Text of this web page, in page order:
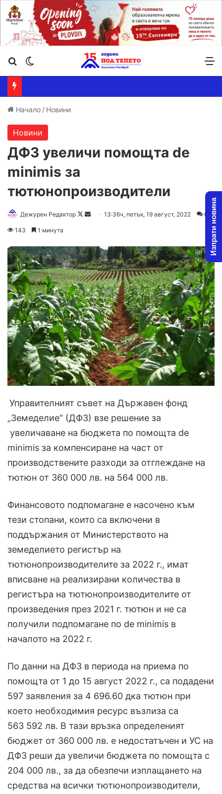
Търсене ...
Начало / Новини
Новини
ДФЗ увеличи помощта de
minimis за
тютюнопроизводители
Дежурен Редактор
F
l
o
w
o
n
X
d
a
n
e
m
a
i
l
13:36ч, петък, 19 август, 2022 0
143 1 минута
Управителният съвет на Държавен фонд
„Земеделие“ (ДФЗ) взе решение за
увеличаване на бюджета по помощта de
minimis за компенсиране на част от
производствените разходи за отглеждане на
тютюн от 360 000 лв. на 564 000 лв.
Финансовото подпомагане е насочено към
тези стопани, които са включени в
поддържания от Министерството на
земеделието регистър на
тютюнопроизводителите за 2022 г., имат
вписване на реализирани количества в
регистъра на тютюнопроизводителите от
произведения през 2021 г. тютюн и не са
получили подпомагане по de minimis в
началото на 2022 г.
По данни на ДФЗ в периода на приема по
помощта от 1 до 15 август 2022 г., са подадени
597 заявления за 4 696.60 дка тютюн при
което необходимия ресурс възлиза са
563 592 лв. В тази връзка определеният
бюджет от 360 000 лв. е недостатъчен и УС на
ДФЗ реши да увеличи бюджета по помощта с
204 000 лв., за да обезпечи изплащането на
средства на всички тютюнопроизводители,
Изпрати новина